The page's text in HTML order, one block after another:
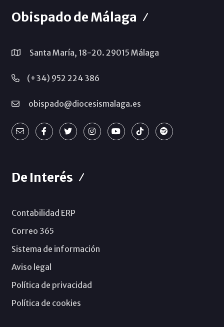
Obispado de Málaga
Santa María, 18-20. 29015 Málaga
(+34) 952 224 386
obispado@diocesismalaga.es
De Interés
Contabilidad ERP
Correo 365
Sistema de información
Aviso legal
Política de privacidad
Política de cookies